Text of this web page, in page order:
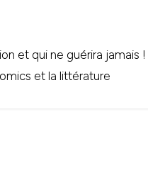
et qui ne guérira jamais
et la littérature